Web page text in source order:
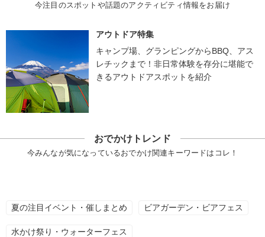
今注目のスポットや話題のアクティビティ情報をお届け
アウトドア特集
キャンプ場、グランピングからBBQ、アス
レチックまで！非日常体験を存分に堪能で
きるアウトドアスポットを紹介
おでかけトレンド
今みんなが気になっているおでかけ関連キーワードはコレ！
夏の注目イベント・催しまとめ ビアガーデン・ビアフェス
水かけ祭り・ウォーターフェス